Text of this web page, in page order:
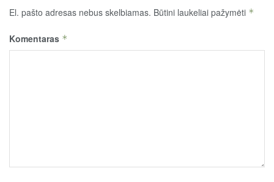
El. pašto adresas nebus skelbiamas. Būtini laukeliai pažymėti *
Komentaras *